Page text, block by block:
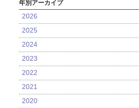
年別アーカイブ
2026
2025
2024
2023
2022
2021
2020